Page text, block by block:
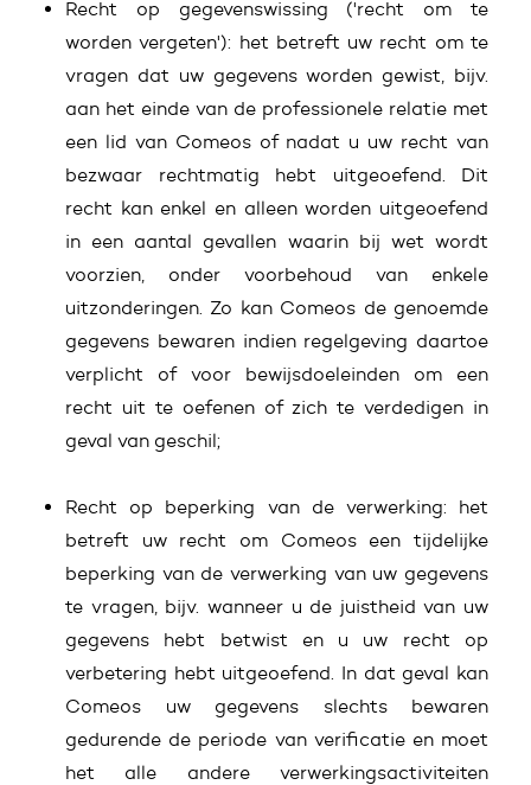
Recht op gegevenswissing ('recht om te
worden vergeten'): het betreft uw recht om te
vragen dat uw gegevens worden gewist, bijv.
aan het einde van de professionele relatie met
een lid van Comeos of nadat u uw recht van
bezwaar rechtmatig hebt uitgeoefend. Dit
recht kan enkel en alleen worden uitgeoefend
in een aantal gevallen waarin bij wet wordt
voorzien, onder voorbehoud van enkele
uitzonderingen. Zo kan Comeos de genoemde
gegevens bewaren indien regelgeving daartoe
verplicht of voor bewijsdoeleinden om een
recht uit te oefenen of zich te verdedigen in
geval van geschil;
Recht op beperking van de verwerking: het
betreft uw recht om Comeos een tijdelijke
beperking van de verwerking van uw gegevens
te vragen, bijv. wanneer u de juistheid van uw
gegevens hebt betwist en u uw recht op
verbetering hebt uitgeoefend. In dat geval kan
Comeos uw gegevens slechts bewaren
gedurende de periode van verificatie en moet
het alle andere verwerkingsactiviteiten